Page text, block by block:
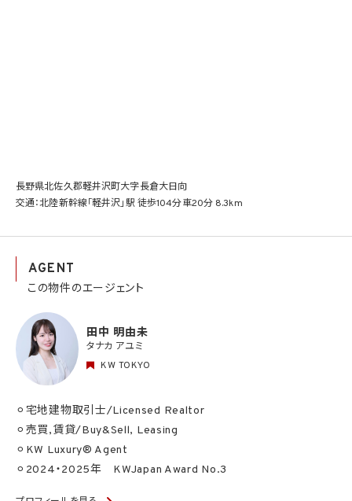
長野県北佐久郡軽井沢町大字長倉大日向
交通：北陸新幹線「軽井沢」駅 徒歩104分車20分 8.3km
AGENT
この物件のエージェント
田中 明由未
タナカ アユミ
KW TOKYO
⚪︎宅地建物取引士/Licensed Realtor
⚪︎売買,賃貸/Buy&Sell, Leasing
⚪︎KW Luxury® Agent
⚪︎2024・2025年 KWJapan Award No.3